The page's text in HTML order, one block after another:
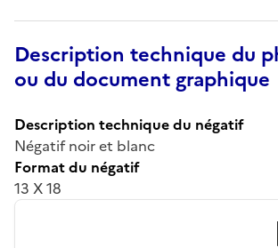
Description technique du
ou du document graphique
Description technique du négatif
Négatif noir et blanc
Format du négatif
13 X 18